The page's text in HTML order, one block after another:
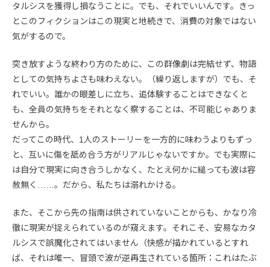
タルシスを獲得し損なうことに。でも、それでいいんです。きっ
とこのフィクションはこの現実と地続きで、消費の対象ではない
気がするので。
突き放すような終わり方のために、この群像劇は完結せず、物語
としての気持ちよさも味わえない。（繰り返しますが）でも、そ
れでいい。誰かの眼差しに立ち、追体験することはできなくと
も、全員の気持ちをそれとなく察することは、不可能じゃありま
せんから。
だってこの時代、1人のストーリーを一方的に味わうよりもずっ
と、互いに傷を舐め合う方がリアルじゃないですか。でも実際に
は自分で現実に向き合うしかなく、たとえ何かに縋っても波は容
赦無く……。だから、私たちは溺れかける。
また、そこから先の指南は供されていないことからも、かなり冷
徹に現実が捉えられているのが窺えます。それこそ、安易なカタ
ルシスで誤魔化されてはいません（快感が描かれているとすれ
ば、それは唯一、冒頭で波が逆再生されている箇所：これはたぶ